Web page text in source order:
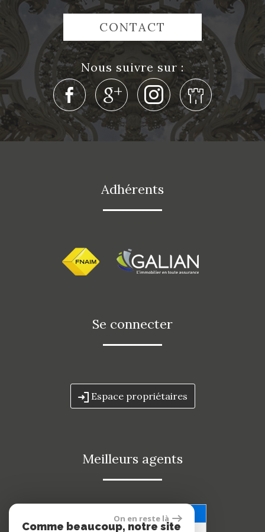
CONTACT
Nous suivre sur :
Adhérents
Se connecter
Espace propriétaires
Meilleurs agents
On en reste là
Comme beaucoup, notre site